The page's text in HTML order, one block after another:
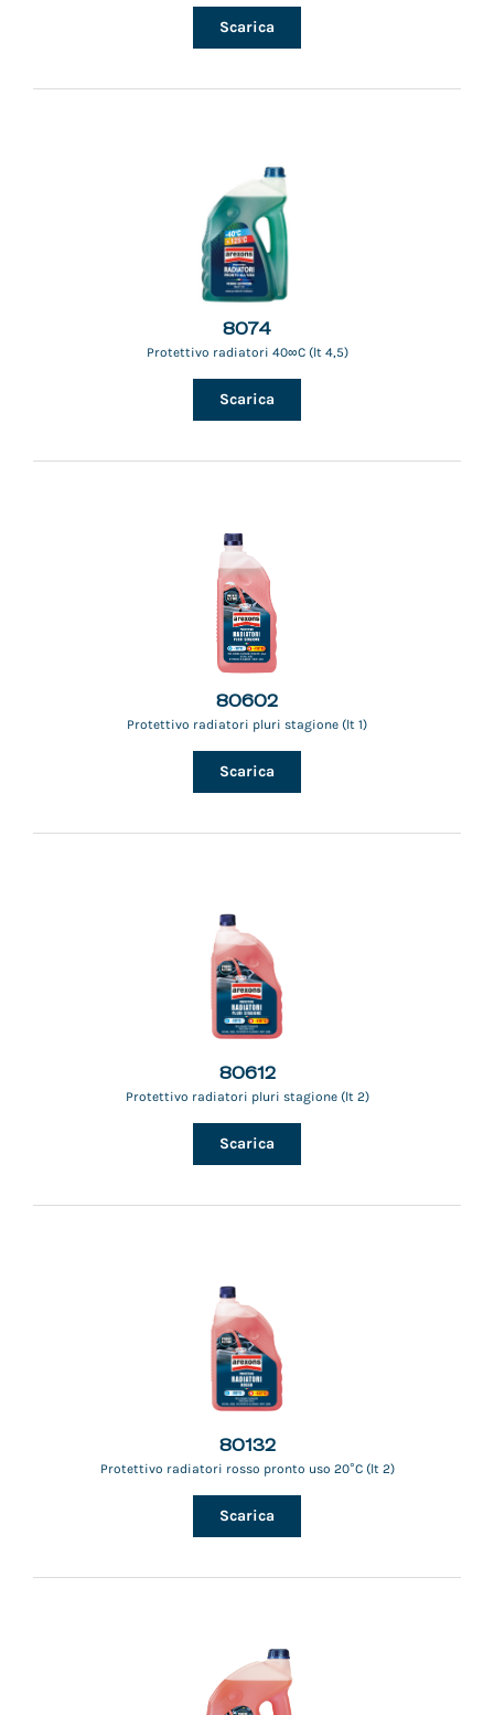
Scarica
8074
Protettivo radiatori 40∞C (lt 4,5)
Scarica
80602
Protettivo radiatori pluri stagione (lt 1)
Scarica
80612
Protettivo radiatori pluri stagione (lt 2)
Scarica
80132
Protettivo radiatori rosso pronto uso 20°C (lt 2)
Scarica